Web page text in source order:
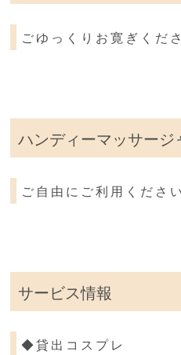
ごゆっくりお寛ぎくだ
ハンディーマッサージ
ご自由にご利用くださ
サービス情報
◆貸出コスプレ